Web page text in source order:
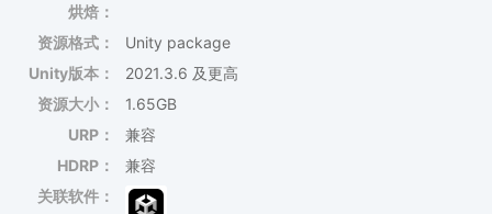
烘焙：
资源格式：
Unity package
Unity版本：
2021.3.6 及更高
资源大小：
1.65GB
URP：
兼容
HDRP：
兼容
关联软件：